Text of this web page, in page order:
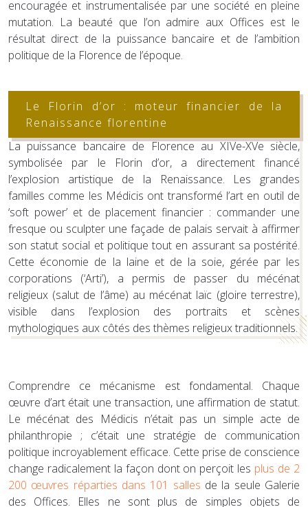
encouragée et instrumentalisée par une société en pleine
mutation. La beauté que l’on admire aux Offices est le
résultat direct de la puissance bancaire et de l’ambition
politique de la Florence de l’époque.
Le Florin d’or : moteur financier de la
Renaissance florentine
La puissance bancaire de Florence au XIVe-XVe siècle,
symbolisée par le Florin d’or, a directement financé
l’explosion artistique de la Renaissance. Les grandes
familles comme les Médicis ont transformé l’art en outil de
‘soft power’ et de placement financier : commander une
fresque ou sculpter une façade de palais servait à affirmer
son statut social et politique tout en assurant sa postérité.
Cette économie de la laine et de la soie, gérée par les
corporations (‘Arti’), a permis de passer du mécénat
religieux (salut de l’âme) au mécénat laïc (gloire terrestre),
visible dans l’explosion des portraits et scènes
mythologiques aux côtés des thèmes religieux traditionnels.
Comprendre ce mécanisme est fondamental. Chaque
œuvre d’art était une transaction, une affirmation de statut.
Le mécénat des Médicis n’était pas un simple acte de
philanthropie ; c’était une stratégie de communication
politique incroyablement efficace. Cette prise de conscience
change radicalement la façon dont on perçoit les plus de 2
200 œuvres réparties dans 101 salles de la seule Galerie
des Offices. Elles ne sont plus de simples objets de